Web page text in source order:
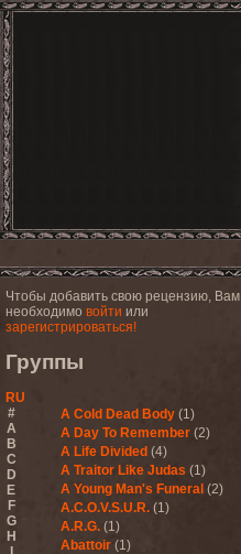
Чтобы добавить свою рецензию, Вам
необходимо войти или
зарегистрироваться!
Группы
RU
#
A
B
C
D
E
F
G
H
A Cold Dead Body (1)
A Day To Remember (2)
A Life Divided (4)
A Traitor Like Judas (1)
A Young Man's Funeral (2)
A.C.O.V.S.U.R. (1)
A.R.G. (1)
Abattoir (1)